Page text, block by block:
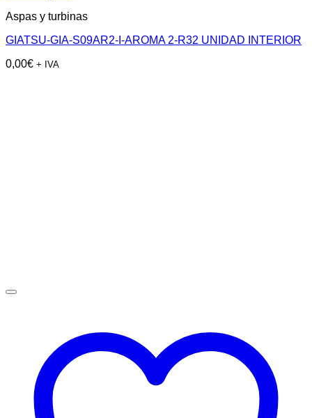
Aspas y turbinas
GIATSU-GIA-S09AR2-I-AROMA 2-R32 UNIDAD INTERIOR
0,00€ + IVA